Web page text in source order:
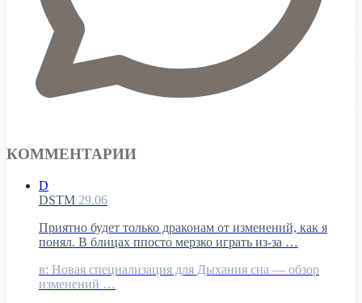
КОММЕНТАРИИ
D
DSTM 29.06
Приятно будет только драконам от изменений, как я
понял. В блицах ппосто мерзко играть из-за …
в: Новая специализация для Дыхания сна — обзор
изменений …